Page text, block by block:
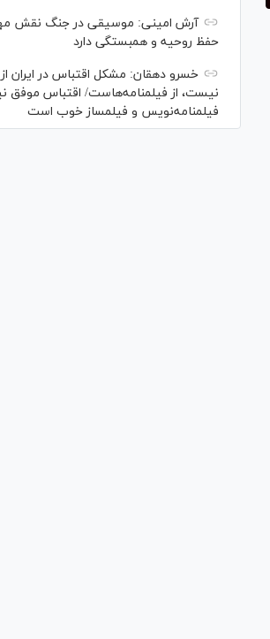
آرش امینی: موسیقی در جنگ نقش
حفظ روحیه و همبستگی دارد
خسرو دهقان: مشکل اقتباس در ایران
نیست، از فیلمنامه‌هاست/ اقتباس موفق
فیلمنامه‌نویس و فیلمساز خوب است